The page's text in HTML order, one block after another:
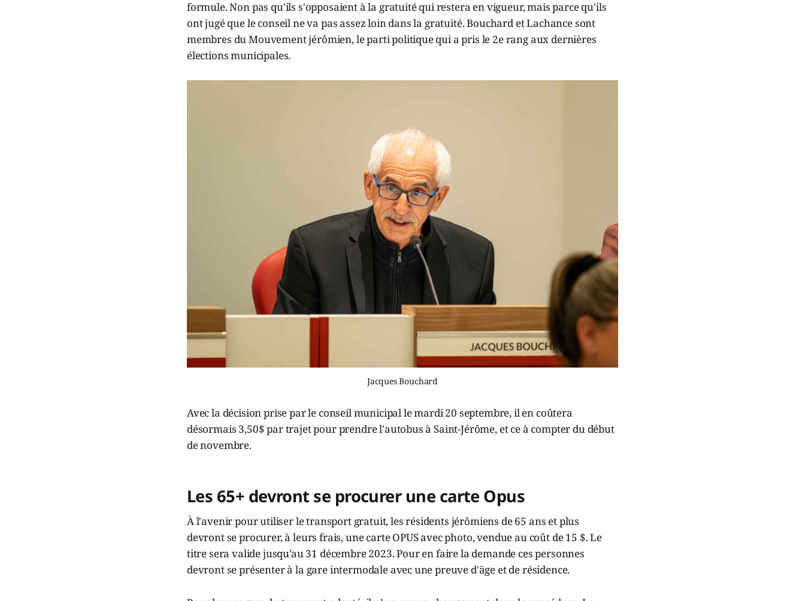
formule. Non pas qu'ils s'opposaient à la gratuité qui restera en vigueur, mais parce qu'ils
ont jugé que le conseil ne va pas assez loin dans la gratuité. Bouchard et Lachance sont
membres du Mouvement jérômien, le parti politique qui a pris le 2e rang aux dernières
élections municipales.
Jacques Bouchard
Avec la décision prise par le conseil municipal le mardi 20 septembre, il en coûtera
désormais 3,50$ par trajet pour prendre l'autobus à Saint-Jérôme, et ce à compter du début
de novembre.
Les 65+ devront se procurer une carte Opus
À l'avenir pour utiliser le transport gratuit, les résidents jérômiens de 65 ans et plus
devront se procurer, à leurs frais, une carte OPUS avec photo, vendue au coût de 15 $. Le
titre sera valide jusqu’au 31 décembre 2023. Pour en faire la demande ces personnes
devront se présenter à la gare intermodale avec une preuve d'äge et de résidence.